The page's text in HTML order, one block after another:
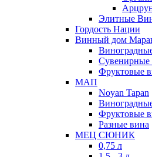
Элитные
Гордость Нации
Винный дом
Сувенирные
Фруктовые
МАП
Noyan Tapan
Фруктовые
Разные вина
МЕЦ СЮНИК
0,75 л